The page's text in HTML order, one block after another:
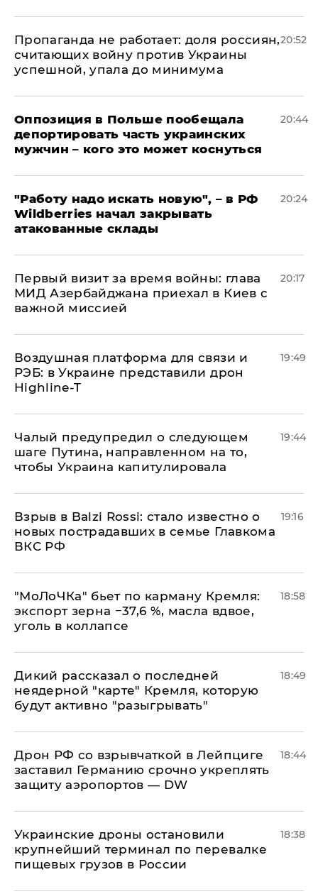
​Пропаганда не работает: доля россиян,
считающих войну против Украины
успешной, упала до минимума
20:52
Оппозиция в Польше пообещала
депортировать часть украинских
мужчин – кого это может коснуться
20:44
"Работу надо искать новую", – в РФ
Wildberries начал закрывать
атакованные склады
20:24
Первый визит за время войны: глава
МИД Азербайджана приехал в Киев с
важной миссией
20:17
Воздушная платформа для связи и
РЭБ: в Украине представили дрон
Highline-T
19:49
Чалый предупредил о следующем
шаге Путина, направленном на то,
чтобы Украина капитулировала
19:44
Взрыв в Balzi Rossi: стало известно о
новых пострадавших в семье Главкома
ВКС РФ
19:16
​"МоЛоЧКа" бьет по карману Кремля:
экспорт зерна −37,6 %, масла вдвое,
уголь в коллапсе
18:58
Дикий рассказал о последней
неядерной "карте" Кремля, которую
будут активно "разыгрывать"
18:49
​Дрон РФ со взрывчаткой в Лейпциге
заставил Германию срочно укреплять
защиту аэропортов — DW
18:44
Украинские дроны остановили
крупнейший терминал по перевалке
пищевых грузов в России
18:38